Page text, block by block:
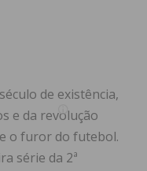
de existência,
e da revolução
o furor do futebol.
série da 2ª